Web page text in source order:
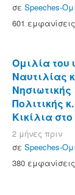
σε Speeches-
601 εμφανίσεις
Ομιλία του
Ναυτιλίας
Νησιωτικής
Πολιτικής
Κικίλια
2 μήνες πριν
σε Speeches-
380 εμφανίσεις